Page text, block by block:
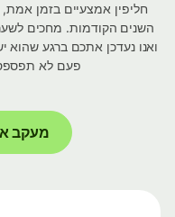
השנים הקודמות. מחכים לשער
ואנו נעדכן אתכם ברגע שהוא
פעם לא
מעקב